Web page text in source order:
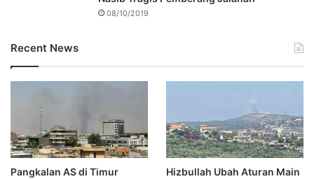
08/10/2019
Recent News
Pangkalan AS di Timur
Hizbullah Ubah Aturan Main